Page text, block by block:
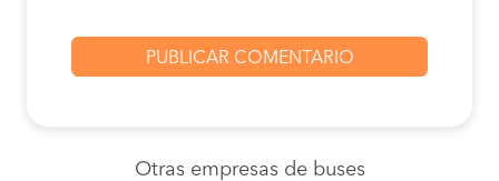
Otras empresas de buses